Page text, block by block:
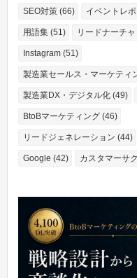
SEO対策 (66) イベントレ
用語集 (51) リードナーチ
Instagram (51)
製造業セールス・マーケティ
製造業DX・デジタル化 (49)
BtoBマーケティング (46)
リードジェネレーション (44)
Google (42) カスタマーサ